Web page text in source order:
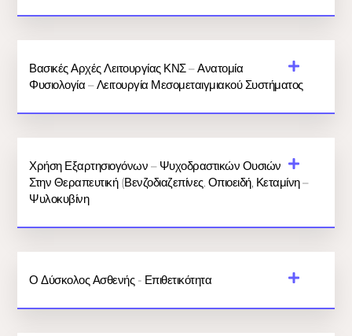
Βασικές Αρχές Λειτουργίας ΚΝΣ – Ανατομία
Φυσιολογία – Λειτουργία Μεσομεταιγμιακού Συστήματος
Χρήση Εξαρτησιογόνων – Ψυχοδραστικών Ουσιών
Στην Θεραπευτική (βενζοδιαζεπίνες. Οπιοειδή, Κεταμίνη –
Ψυλοκυβίνη
Ο Δύσκολος Ασθενής - Επιθετικότητα